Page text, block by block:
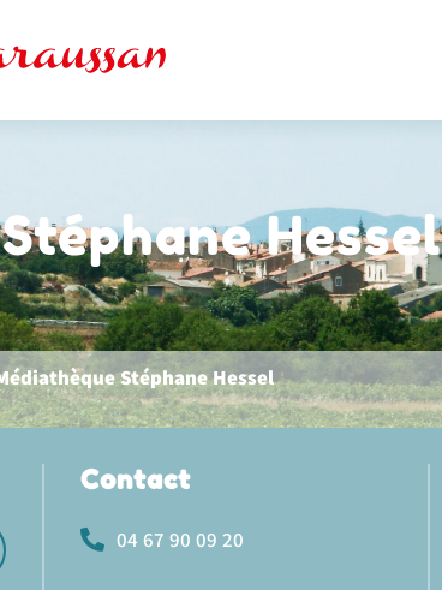
Hessel
Stéphane Hessel
Contact
04 67 90 09 20